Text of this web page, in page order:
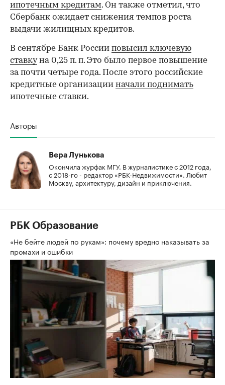
ипотечным кредитам. Он также отметил, что
Сбербанк ожидает снижения темпов роста
выдачи жилищных кредитов.
В сентябре Банк России повысил ключевую
ставкуна 0,25 п. п. Это было первое повышение
за почти четыре года. После этого российские
кредитные организации начали поднимать
ипотечные ставки.
Авторы
Вера Лунькова
Окончила журфак МГУ. В журналистике с 2012 года,
с 2018-го - редактор «РБК-Недвижимости». Любит
Москву, архитектуру, дизайн и приключения.
РБК Образование
«Не бейте людей по рукам»: почему вредно наказывать за
промахи и ошибки